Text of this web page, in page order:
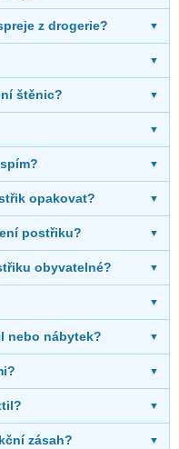
z drogerie? ▼
▼
štěnic? ▼
▼
▼
opakovat? ▼
postřiku? ▼
obyvatelné? ▼
▼
nebo nábytek? ▼
▼
▼
zásah? ▼